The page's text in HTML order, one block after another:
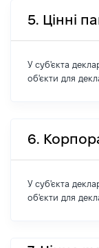
5. Цінні
У суб'єкта
об'єкти для
6.
У суб'єкта
об'єкти для